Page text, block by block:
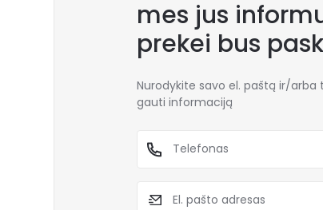
mes jus
prekei bus
Nurodykite savo el. paštą ir/
gauti informaciją